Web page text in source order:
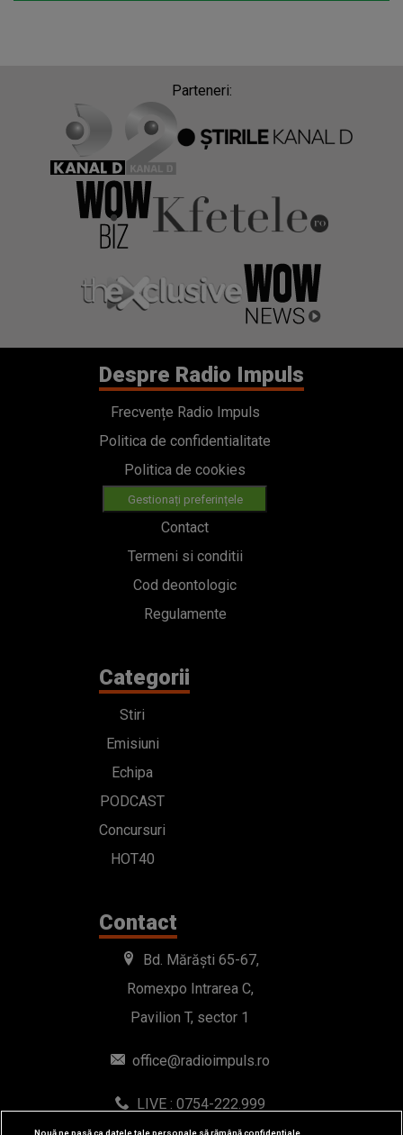
Parteneri:
Despre Radio Impuls
Frecvențe Radio Impuls
Politica de confidentialitate
Politica de cookies
Gestionați preferințele
Contact
Termeni si conditii
Cod deontologic
Regulamente
Categorii
Stiri
Emisiuni
Echipa
PODCAST
Concursuri
HOT40
Contact
Bd. Mărăști 65-67,
Romexpo Intrarea C,
Pavilion T, sector 1
office@radioimpuls.ro
LIVE : 0754-222.999
Nouă ne pasă ca datele tale personale să rămână confidențiale